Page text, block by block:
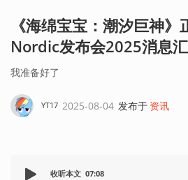
《海绵宝宝：潮汐巨神
Nordic发布会2025消息
我准备好了
YT17 2025-08-04 发布于 资讯
收听本文 07:08